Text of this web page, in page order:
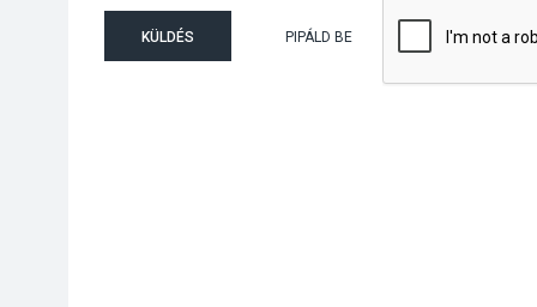
KÜLDÉS PIPÁLD BE